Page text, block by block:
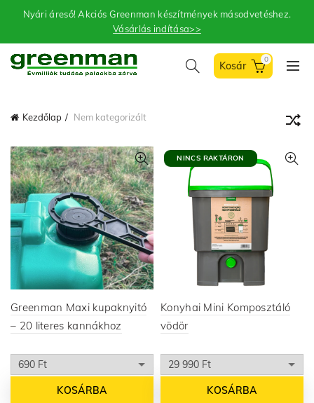
Nyári áreső! Akciós Greenman készítmények másodvetéshez.
Vásárlás indítása>>
0
Kezdőlap Nem kategorizált
Greenman Maxi kupaknyitó
– 20 literes kannákhoz
KOSÁRBA
NINCS RAKTÁRON
Konyhai Mini Komposztáló
vödör
KOSÁRBA